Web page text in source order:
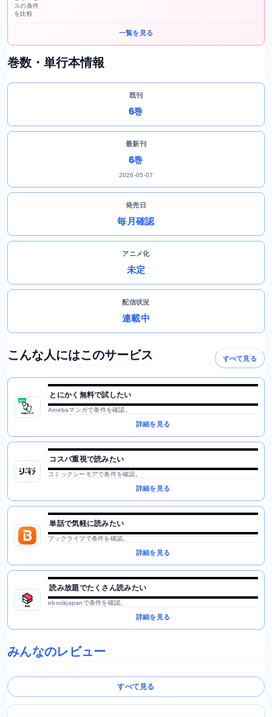
スの条件
を比較
一覧を見る
巻数・単行本情報
既刊
6巻
最新刊
6巻
2026-05-07
発売日
毎月確認
アニメ化
未定
配信状況
連載中
こんな人にはこのサービス すべて見る
とにかく無料で試したい
Amebaマンガで条件を確認。
詳細を見る
コスパ重視で読みたい
コミックシーモアで条件を確認。
詳細を見る
単話で気軽に読みたい
ブックライブで条件を確認。
詳細を見る
読み放題でたくさん読みたい
ebookjapanで条件を確認。
詳細を見る
みんなのレビュー
すべて見る